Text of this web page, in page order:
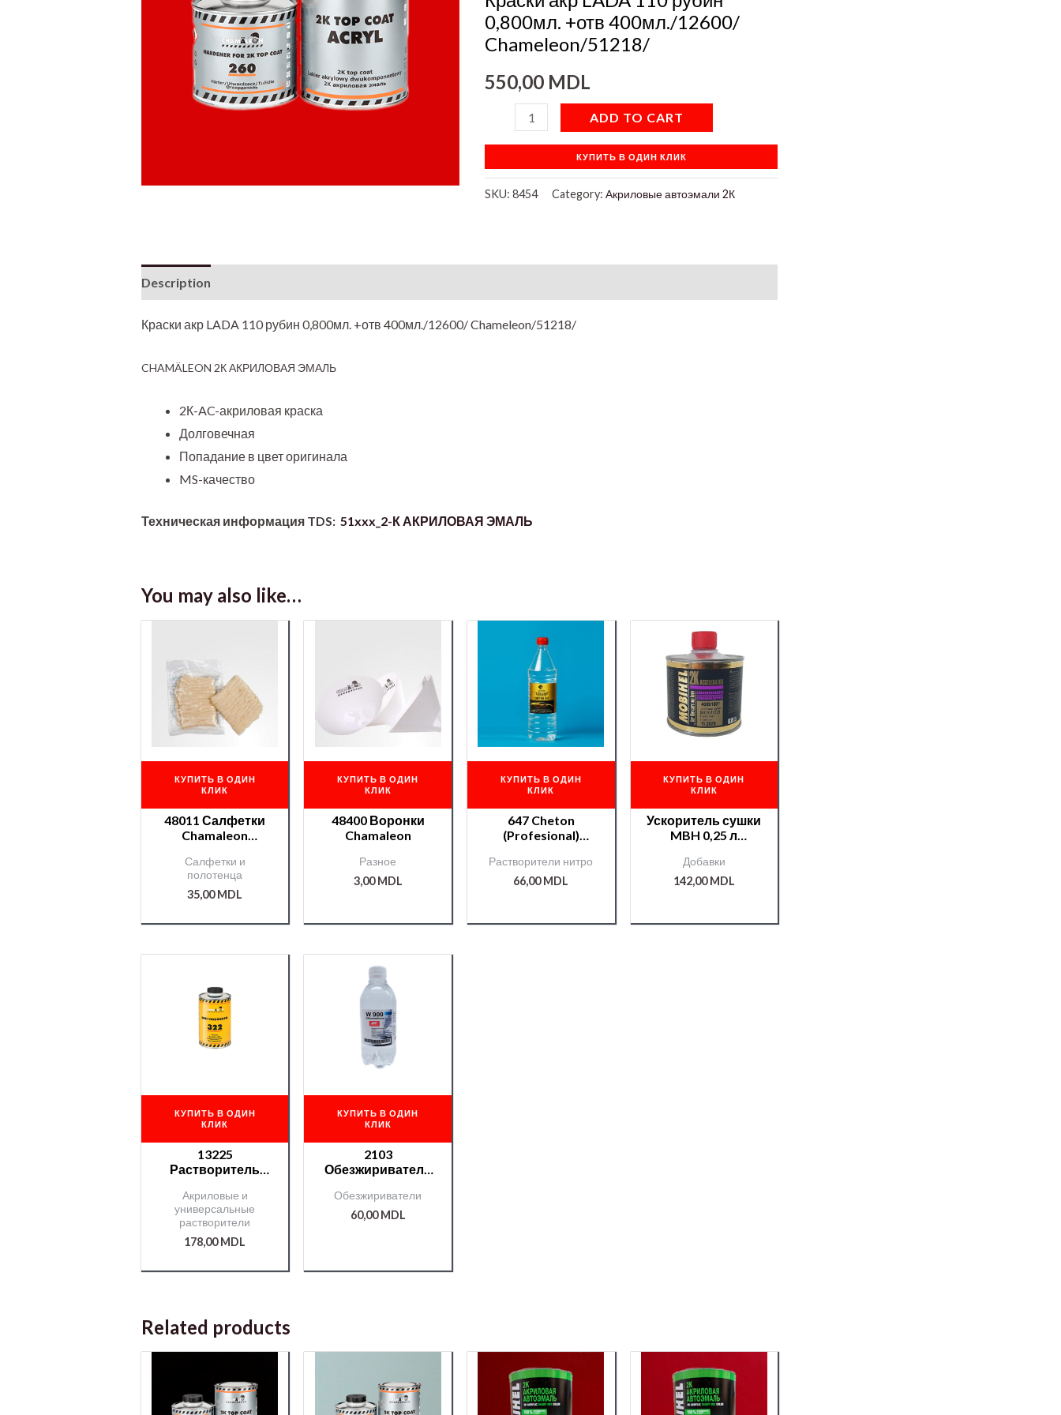
0,800мл. +отв 400мл./12600/
Chameleon/51218/
550,00 MDL
+отв
400мл./12600/
quantity
ADD TO CART
КУПИТЬ В ОДИН КЛИК
SKU:8454 Category:Акриловые автоэмали 2К
Description
Краски акр LADA 110 рубин 0,800мл. +отв 400мл./12600/ Chameleon/51218/
CHAMÄLEON 2К АКРИЛОВАЯ ЭМАЛЬ
2К-AC-акриловая краска
Долговечная
Попадание в цвет оригинала
MS-качество
Техническая информация TDS: 51xxx_2-К АКРИЛОВАЯ ЭМАЛЬ
You may also like…
КУПИТЬ В ОДИН
КЛИК
48011 Салфетки
Chamaleon
Салфетки и
полотенца
35,00MDL
КУПИТЬ В ОДИН
КЛИК
48400 Воронки
Chamaleon
Разное
3,00MDL
КУПИТЬ В ОДИН
КЛИК
647 Cheton
(Profesional)
Растворители нитро
66,00MDL
КУПИТЬ В ОДИН
КЛИК
Ускоритель сушки
MBH 0,25 л
Добавки
142,00MDL
КУПИТЬ В ОДИН
КЛИК
13225
Растворитель
акрилов.
продуктов — 1л.
Акриловые и
универсальные
растворители
178,00MDL
КУПИТЬ В ОДИН
КЛИК
2103
Обезжириватель
Обезжириватели
60,00MDL
Related products